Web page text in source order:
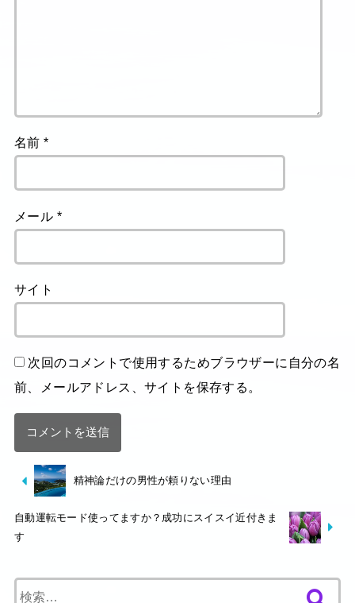
名前*
メール *
サイト
次回のコメントで使用するためブラウザーに自分の名
前、メールアドレス、サイトを保存する。
精神論だけの男性が頼りない理由
自動運転モード使ってますか？成功にスイスイ近付きま
す